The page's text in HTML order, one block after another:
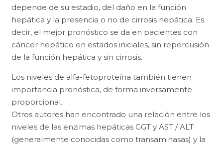
depende de su estadio, del daño en la función
hepática y la presencia o no de cirrosis hepática. Es
decir, el mejor pronóstico se da en pacientes con
cáncer hepático en estados iniciales, sin repercusión
de la función hepática y sin cirrosis.
Los niveles de alfa-fetoproteína también tienen
importancia pronóstica, de forma inversamente
proporcional.
Otros autores han encontrado una relación entre los
niveles de las enzimas hepáticas GGT y AST / ALT
(generalmente conocidas como transaminasas) y la